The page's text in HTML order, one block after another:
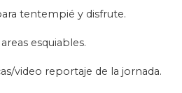
tentempié y disfrute.
esquiables.
video reportaje de la jornada.